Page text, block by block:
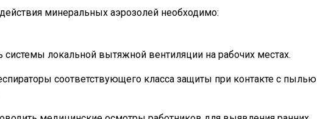
минеральных аэрозолей необходимо:
системы локальной вытяжной вентиляции на рабочих местах.
соответствующего класса защиты при контакте с пылью